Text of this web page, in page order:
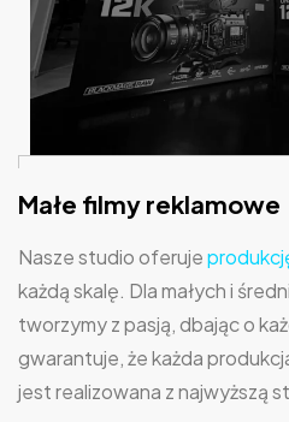
Małe filmy reklamowe
Nasze studio oferuje
każdą skalę. Dla małych i
tworzymy z pasją, dbając o
gwarantuje, że każda
jest realizowana z najwyższą